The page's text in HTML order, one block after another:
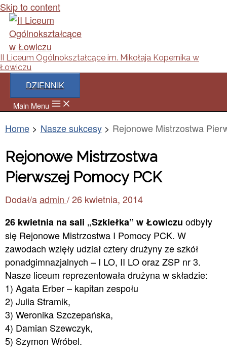
Skip to content
II Liceum Ogólnokształcące im. Mikołaja Kopernika w
Łowiczu
DZIENNIK
Main Menu
Home Nasze sukcesy Rejonowe Mistrzostwa
Rejonowe Mistrzostwa
Pierwszej Pomocy PCK
Dodał/a admin /26 kwietnia, 2014
26 kwietnia na sali „Szkiełka” w Łowiczu odbyły
się Rejonowe Mistrzostwa I Pomocy PCK. W
zawodach wzięły udział cztery drużyny ze szkół
ponadgimnazjalnych – I LO, II LO oraz ZSP nr 3.
Nasze liceum reprezentowała drużyna w składzie:
1) Agata Erber – kapitan zespołu
2) Julia Stramik,
3) Weronika Szczepańska,
4) Damian Szewczyk,
5) Szymon Wróbel.